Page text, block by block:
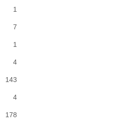
1
7
1
4
143
4
178